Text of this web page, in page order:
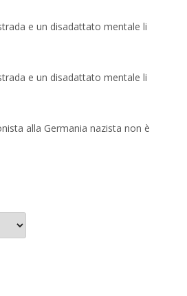
e un disadattato mentale li
e un disadattato mentale li
alla Germania nazista non è